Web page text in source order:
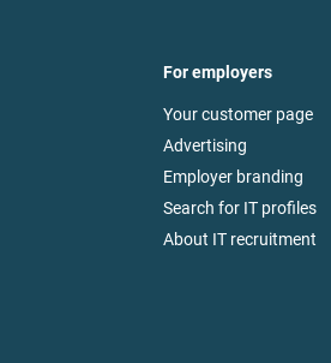
For employers
Your customer page
Advertising
Employer branding
Search for IT profiles
About IT recruitment